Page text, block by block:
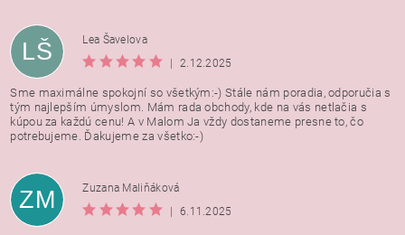
LŠ
Lea Šavelova
2.12.2025
Sme maximálne spokojní so všetkým:-) Stále nám poradia, odporučia s
tým najlepším úmyslom. Mám rada obchody, kde na vás netlačia s
kúpou za každú cenu! A v Malom Ja vždy dostaneme presne to, čo
potrebujeme. Ďakujeme za všetko:-)
ZM
Zuzana Maliňáková
6.11.2025